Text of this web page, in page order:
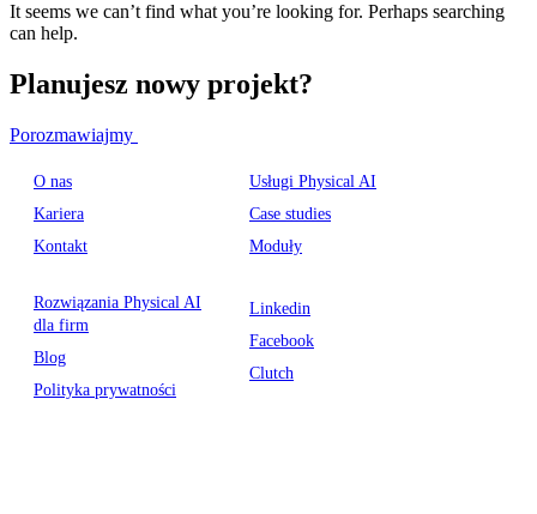
It seems we can’t find what you’re looking for. Perhaps searching
can help.
Planujesz nowy projekt?
Porozmawiajmy
O nas
Kariera
Kontakt
Usługi Physical AI
Case studies
Moduły
Rozwiązania Physical AI
dla firm
Blog
Polityka prywatności
Linkedin
Facebook
Clutch